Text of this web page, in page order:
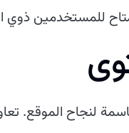
للمستخدمين ذوي
لنجاح الموقع.